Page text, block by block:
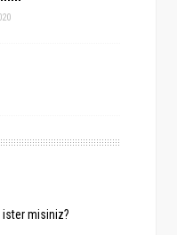
ister misiniz?